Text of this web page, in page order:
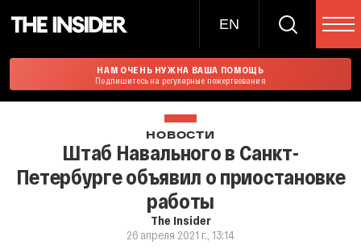
EN
НАМ ОЧЕНЬ НУЖНА ВАША ПОМОЩЬ
Подпишитесь на регулярные пожертвования
НОВОСТИ
Штаб Навального в Санкт-
Петербурге объявил о приостановке
работы
The Insider
26 апреля 2021 г., 13:14